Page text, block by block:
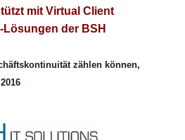
mit Virtual Client
der BSH
zählen können,